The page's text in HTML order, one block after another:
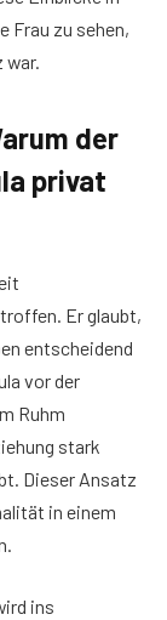
Frau zu sehen,
der
privat
Er glaubt,
entscheidend
vor der
Ruhm
stark
Dieser Ansatz
in einem
ins